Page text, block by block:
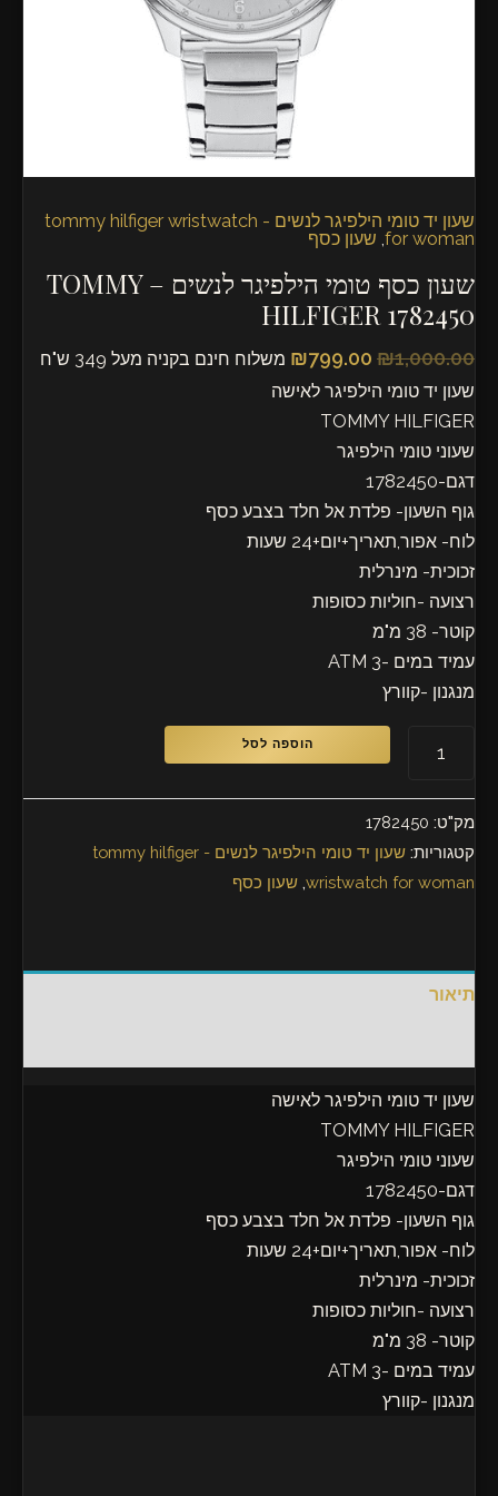
שעון יד טומי הילפיגר לנשים - tommy hilfiger wristwatch
for woman
,שעון כסף
שעון כסף טומי הילפיגר לנשים – TOMMY
HILFIGER 1782450
₪1,000.00
₪799.00
משלוח חינם בקניה מעל 349 ש"ח
שעון יד טומי הילפיגר לאישה
TOMMY HILFIGER
שעוני טומי הילפיגר
דגם-1782450
גוף השעון- פלדת אל חלד בצבע כסף
לוח- אפור,תאריך+יום+24 שעות
זכוכית- מינרלית
רצועה -חוליות כסופות
קוטר- 38 מ"מ
עמיד במים -3 ATM
מנגנון -קוורץ
הוספה לסל
מק"ט:1782450
קטגוריות:
שעון יד טומי הילפיגר לנשים - tommy hilfiger
wristwatch for woman
,שעון כסף
תיאור
שעון יד טומי הילפיגר לאישה
TOMMY HILFIGER
שעוני טומי הילפיגר
דגם-1782450
גוף השעון- פלדת אל חלד בצבע כסף
לוח- אפור,תאריך+יום+24 שעות
זכוכית- מינרלית
רצועה -חוליות כסופות
קוטר- 38 מ"מ
עמיד במים -3 ATM
מנגנון -קוורץ